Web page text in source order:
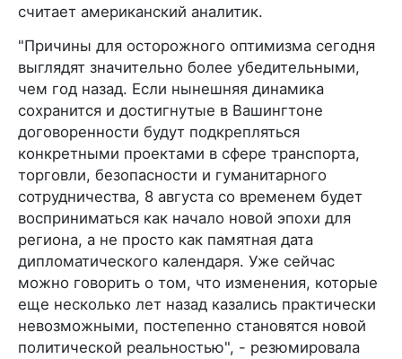
считает американский аналитик.
"Причины для осторожного оптимизма сегодня
выглядят значительно более убедительными,
чем год назад. Если нынешняя динамика
сохранится и достигнутые в Вашингтоне
договоренности будут подкрепляться
конкретными проектами в сфере транспорта,
торговли, безопасности и гуманитарного
сотрудничества, 8 августа со временем будет
восприниматься как начало новой эпохи для
региона, а не просто как памятная дата
дипломатического календаря. Уже сейчас
можно говорить о том, что изменения, которые
еще несколько лет назад казались практически
невозможными, постепенно становятся новой
политической реальностью", - резюмировала